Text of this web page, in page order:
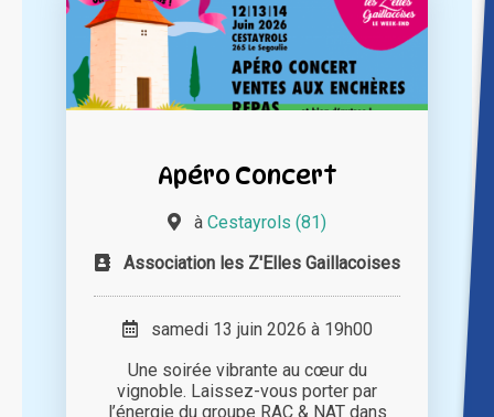
Apéro Concert
à Cestayrols (81)
Association les Z'Elles Gaillacoises
samedi 13 juin 2026 à 19h00
Une soirée vibrante au cœur du
vignoble. Laissez-vous porter par
l’énergie du groupe RAC & NAT dans